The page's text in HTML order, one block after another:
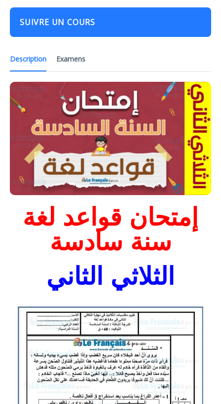
Description Examens
إمتحان قواعد لغة
سنة سادسة
الثلاثي الثاني
SUIVRE UN COURS